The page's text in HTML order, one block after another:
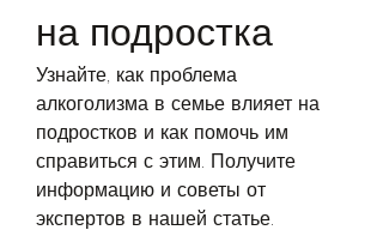
на подростка
Узнайте, как проблема
алкоголизма в семье влияет на
подростков и как помочь им
справиться с этим. Получите
информацию и советы от
экспертов в нашей статье.